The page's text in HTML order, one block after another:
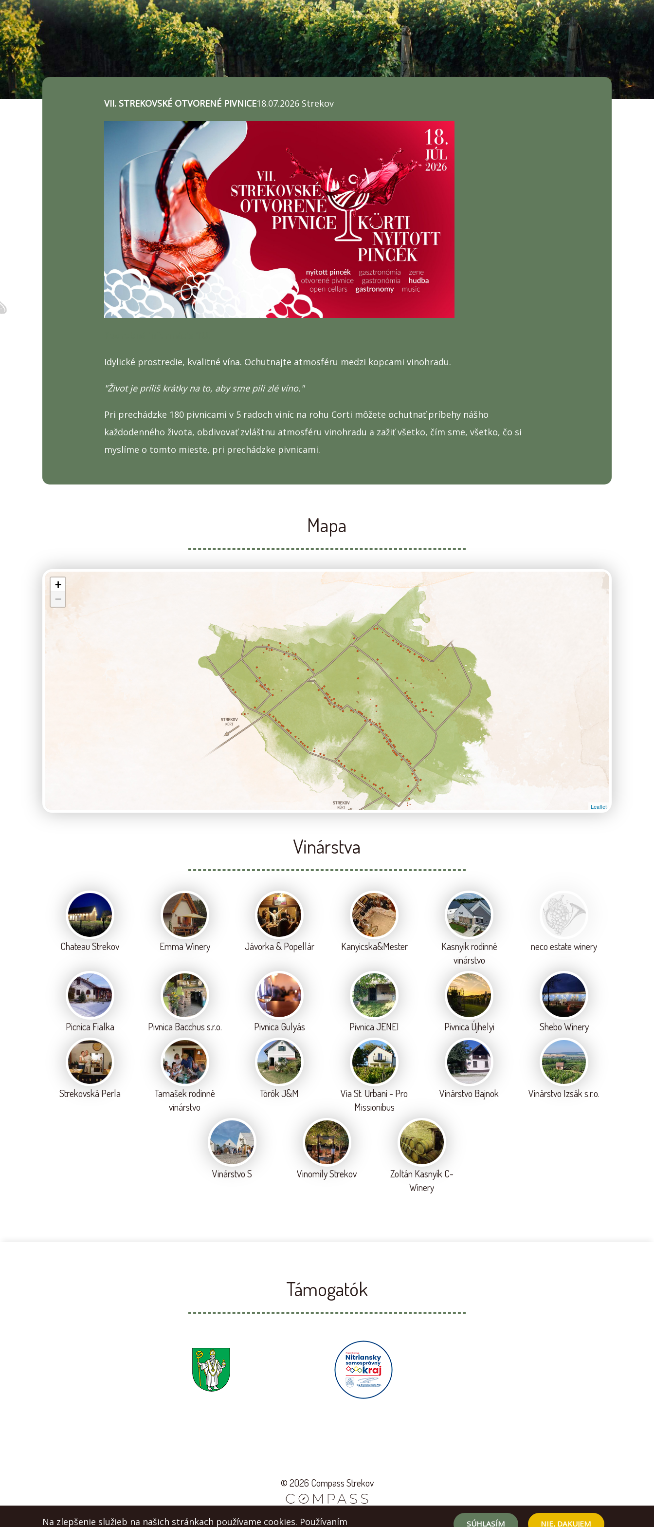
VII. STREKOVSKÉ OTVORENÉ PIVNICE18.07.2026 Strekov
Idylické prostredie, kvalitné vína. Ochutnajte atmosféru medzi kopcami vinohradu.
"Život je príliš krátky na to, aby sme pili zlé víno."
Pri prechádzke 180 pivnicami v 5 radoch viníc na rohu Corti môžete ochutnať príbehy nášho
každodenného života, obdivovať zvláštnu atmosféru vinohradu a zažiť všetko, čím sme, všetko, čo si
myslíme o tomto mieste, pri prechádzke pivnicami.
Mapa
+
−
Leaflet
Vinárstva
Chateau Strekov Emma Winery Jávorka & Popellár Kanyicska&Mester
Kasnyik rodinné
vinárstvo
neco estate winery
Picnica Fialka Pivnica Bacchus s.r.o. Pivnica Gulyás Pivnica JENEI Pivnica Újhelyi Shebo Winery
Strekovská Perla
Tamašek rodinné
vinárstvo
Török J&M
Via St. Urbani - Pro
Missionibus
Vinárstvo Bajnok Vinárstvo Izsák s.r.o.
Vinárstvo S Vinomily Strekov
Zoltán Kasnyík C-
Winery
Támogatók
© 2026 Compass Strekov
Na zlepšenie služieb na našich stránkach používame cookies. Používaním SÚHLASÍM NIE, DAKUJEM